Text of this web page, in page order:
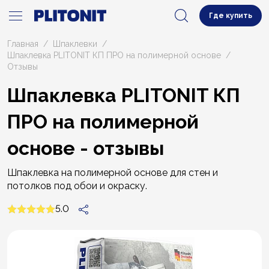
Где купить
Главная
Шпаклевки
Шпаклевка PLITONIT КП ПРО на полимерной основе
Отзывы
Шпаклевка PLITONIT КП
ПРО на полимерной
основе - отзывы
Шпаклевка на полимерной основе для стен и
потолков под обои и окраску.
5.0